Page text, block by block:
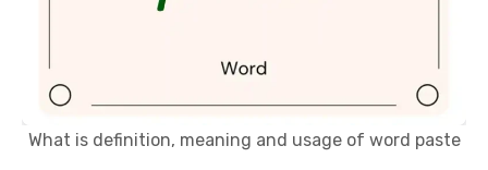
What is definition, meaning and usage of word paste